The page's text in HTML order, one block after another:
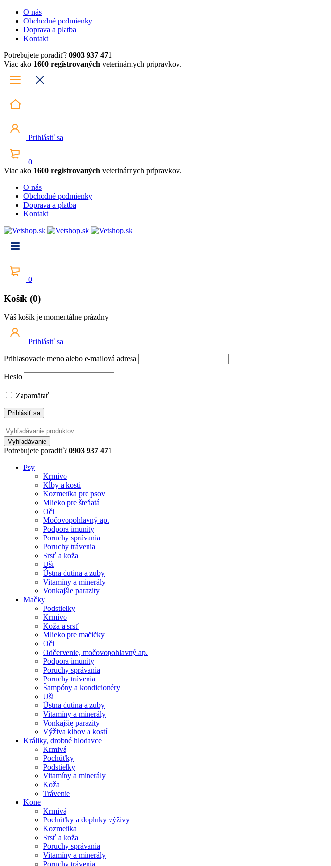
O nás
Obchodné podmienky
Doprava a platba
Kontakt
Potrebujete poradiť? 0903 937 471
Viac ako 1600 registrovaných veterinárnych prípravkov.
Prihlásiť sa
0
Viac ako 1600 registrovaných veterinárnych prípravkov.
O nás
Obchodné podmienky
Doprava a platba
Kontakt
0
Košík (0)
Váš košík je momentálne prázdny
Prihlásiť sa
Prihlasovacie meno alebo e-mailová adresa
Heslo
Zapamätať
Potrebujete poradiť? 0903 937 471
Psy
Krmivo
Kĺby a kosti
Kozmetika pre psov
Mlieko pre šteňatá
Oči
Močovopohlavný ap.
Podpora imunity
Poruchy správania
Poruchy trávenia
Srsť a koža
Uši
Ústna dutina a zuby
Vitamíny a minerály
Vonkajšie parazity
Mačky
Podstielky
Krmivo
Koža a srsť
Mlieko pre mačičky
Oči
Odčervenie, močovopohlavný ap.
Podpora imunity
Poruchy správania
Poruchy trávenia
Šampóny a kondicionéry
Uši
Ústna dutina a zuby
Vitamíny a minerály
Vonkajšie parazity
Výživa kĺbov a kostí
Králiky, drobné hlodavce
Krmivá
Pochúťky
Podstielky
Vitamíny a minerály
Koža
Trávenie
Kone
Krmivá
Pochúťky a doplnky výživy
Kozmetika
Srsť a koža
Poruchy správania
Vitamíny a minerály
Poruchy trávenia